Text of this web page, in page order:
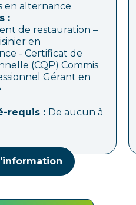
en alternance
:
de restauration –
en
- Certificat de
(CQP) Commis
Gérant en
requis : De aucun à